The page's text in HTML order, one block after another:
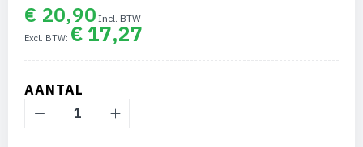
€ 20,90
€ 17,27
AANTAL